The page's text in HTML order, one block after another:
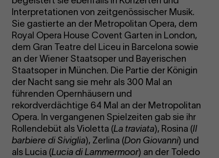
Interpretationen von zeitgenössischer Musik.
Sie gastierte an der Metropolitan Opera, dem
Royal Opera House Covent Garten in London,
dem Gran Teatre del Liceu in Barcelona sowie
an der Wiener Staatsoper und Bayerischen
Staatsoper in München. Die Partie der Königin
der Nacht sang sie mehr als 300 Mal an
führenden Opernhäusern und
rekordverdächtige 64 Mal an der Metropolitan
Opera. In vergangenen Spielzeiten gab sie ihr
Rollendebüt als Violetta (La traviata), Rosina (Il
barbiere di Siviglia), Zerlina (Don Giovanni) und
als Lucia (Lucia di Lammermoor) an der Toledo